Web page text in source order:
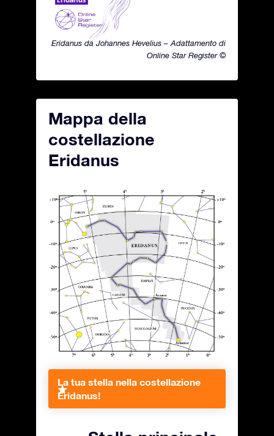
Eridanus da Johannes Hevelius – Adattamento di
Online Star Register ©
Mappa della
costellazione
Eridanus
La tua stella nella costellazione
Eridanus!